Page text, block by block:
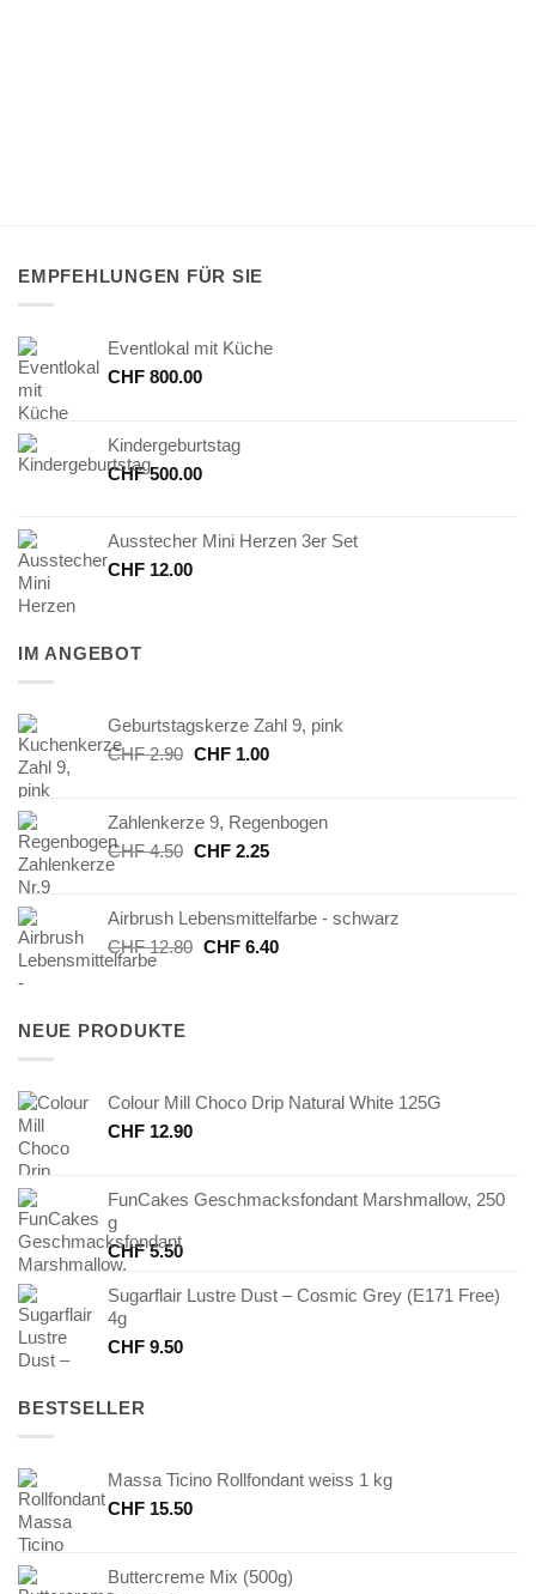
EMPFEHLUNGEN FÜR SIE
Eventlokal mit Küche
CHF 800.00
Kindergeburtstag
CHF500.00
Ausstecher Mini Herzen 3er Set
CHF 12.00
IM ANGEBOT
Geburtstagskerze Zahl 9, pink
CHF2.90 Ursprünglicher
CHF 2.90
CHF1.00Aktueller
CHF 1.00.
Zahlenkerze 9, Regenbogen
CHF4.50 Ursprünglicher
CHF 4.50
CHF2.25Aktueller
CHF 2.25.
Airbrush Lebensmittelfarbe - schwarz
CHF12.80 Ursprünglicher
CHF6.40Aktueller
NEUE PRODUKTE
Colour Mill Choco Drip Natural White 125G
CHF 12.90
FunCakes Geschmacksfondant Marshmallow, 250
g
CHF5.50
Sugarflair Lustre Dust – Cosmic Grey (E171 Free)
4g
CHF 9.50
BESTSELLER
Massa Ticino Rollfondant weiss 1 kg
CHF 15.50
Buttercreme Mix (500g)